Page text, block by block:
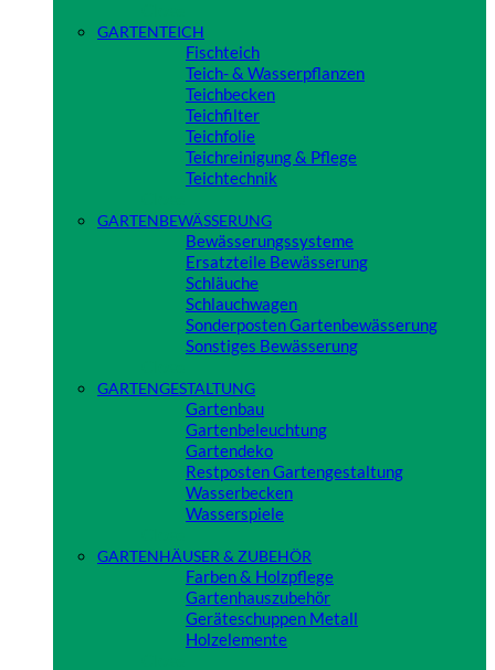
GARTENTEICH
Fischteich
Teich- & Wasserpflanzen
Teichbecken
Teichfilter
Teichfolie
Teichreinigung & Pflege
Teichtechnik
GARTENBEWÄSSERUNG
Bewässerungssysteme
Ersatzteile Bewässerung
Schläuche
Schlauchwagen
Sonderposten Gartenbewässerung
Sonstiges Bewässerung
GARTENGESTALTUNG
Gartenbau
Gartenbeleuchtung
Gartendeko
Restposten Gartengestaltung
Wasserbecken
Wasserspiele
GARTENHÄUSER & ZUBEHÖR
Farben & Holzpflege
Gartenhauszubehör
Geräteschuppen Metall
Holzelemente